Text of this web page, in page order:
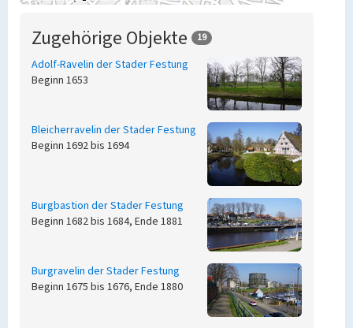
Zugehörige Objekte 19
Adolf-Ravelin der Stader Festung
Beginn 1653
Bleicherravelin der Stader Festung
Beginn 1692 bis 1694
Burgbastion der Stader Festung
Beginn 1682 bis 1684, Ende 1881
Burgravelin der Stader Festung
Beginn 1675 bis 1676, Ende 1880